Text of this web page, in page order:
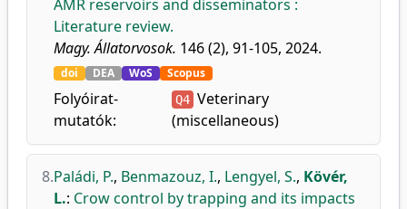
AMR reservoirs and disseminators :
Literature review.
Magy. Állatorvosok. 146 (2), 91-105, 2024.
doi DEA WoS Scopus
Folyóirat-
mutatók:
Q4 Veterinary
(miscellaneous)
8.Paládi, P., Benmazouz, I., Lengyel, S., Kövér,
L.: Crow control by trapping and its impacts